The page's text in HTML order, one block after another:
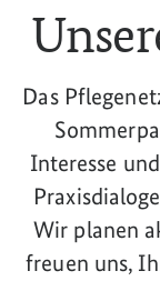
Das
Interesse
Wir planen
freuen uns,